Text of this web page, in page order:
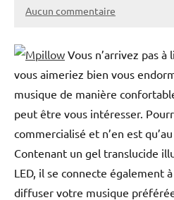
Aucun commentaire
Vous n’arrivez pas
vous aimeriez bien vous
musique de manière
peut être vous intéresser.
commercialisé et n’en est
Contenant un gel translucide
LED, il se connecte également
diffuser votre musique